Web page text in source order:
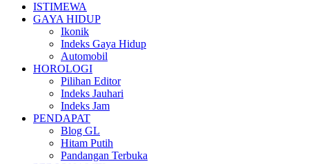
ISTIMEWA
GAYA HIDUP
Ikonik
Indeks Gaya Hidup
Automobil
HOROLOGI
Pilihan Editor
Indeks Jauhari
Indeks Jam
PENDAPAT
Blog GL
Hitam Putih
Pandangan Terbuka